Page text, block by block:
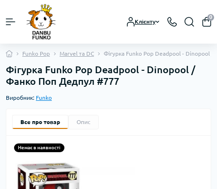
Клієнту
0
Funko Pop Marvel та DC Фігурка Funko Pop Deadpool - Dinopool
Фігурка Funko Pop Deadpool - Dinopool /
Фанко Поп Дедпул #777
Виробник: Funko
Все про товар Опис
Немає в наявності